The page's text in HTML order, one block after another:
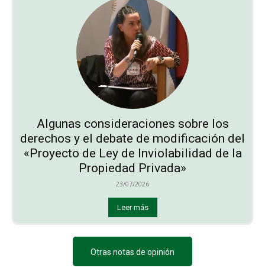
Algunas consideraciones sobre los
derechos y el debate de modificación del
«Proyecto de Ley de Inviolabilidad de la
Propiedad Privada»
23/07/2026
Leer más
Otras notas de opinión